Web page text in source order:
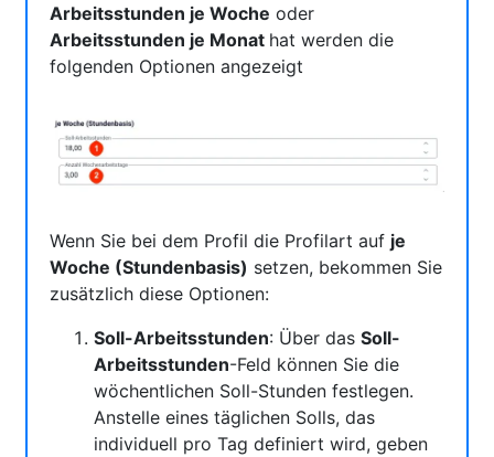
Arbeitsstunden je Woche oder
Arbeitsstunden je Monat hat werden die
folgenden Optionen angezeigt
Wenn Sie bei dem Profil die Profilart auf je
Woche (Stundenbasis) setzen, bekommen Sie
zusätzlich diese Optionen:
Soll-Arbeitsstunden: Über das Soll-
Arbeitsstunden-Feld können Sie die
wöchentlichen Soll-Stunden festlegen.
Anstelle eines täglichen Solls, das
individuell pro Tag definiert wird, geben